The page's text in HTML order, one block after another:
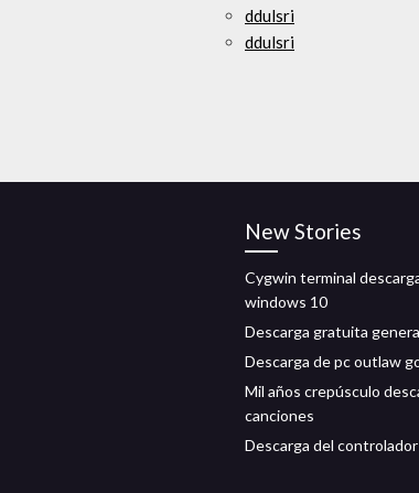
ddulsri
ddulsri
New Stories
Cygwin terminal
windows 10
Descarga gratuita
Descarga de pc outlaw
Mil años crepúsculo
canciones
Descarga del